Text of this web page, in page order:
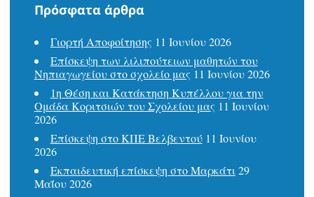
Πρόσφατα άρθρα
Γιορτή Αποφοίτησης 11 Ιουνίου 2026
Επίσκεψη των λιλιπούτειων μαθητών του
Νηπιαγωγείου στο σχολείο μας 11 Ιουνίου 2026
1η Θέση και Κατάκτηση Κυπέλλου για την
Ομάδα Κοριτσιών του Σχολείου μας 11 Ιουνίου
2026
Επίσκεψη στο ΚΠΕ Βελβεντού 11 Ιουνίου
2026
Εκπαιδευτική επίσκεψη στο Μαρκάτι 29
Μαΐου 2026